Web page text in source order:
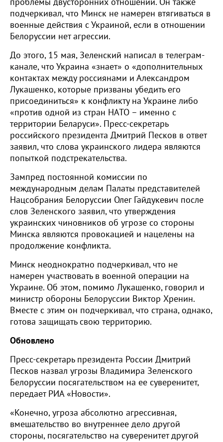
проблемы двусторонних отношений. Он также
подчеркивал, что Минск не намерен втягиваться в
военные действия с Украиной, если в отношении
Белоруссии нет агрессии.
До этого, 15 мая, Зеленский написал в телеграм-
канале, что Украина «знает» о «дополнительных
контактах между россиянами и Александром
Лукашенко, которые призваны убедить его
присоединиться» к конфликту на Украине либо
«против одной из стран НАТО – именно с
территории Беларуси». Пресс-секретарь
российского президента Дмитрий Песков в ответ
заявил, что слова украинского лидера являются
попыткой подстрекательства.
Зампред постоянной комиссии по
международным делам Палаты представителей
Нацсобрания Белоруссии Олег Гайдукевич после
слов Зеленского заявил, что утверждения
украинских чиновников об угрозе со стороны
Минска являются провокацией и нацелены на
продолжение конфликта.
Минск неоднократно подчеркивал, что не
намерен участвовать в военной операции на
Украине. Об этом, помимо Лукашенко, говорил и
министр обороны Белоруссии Виктор Хренин.
Вместе с этим он подчеркивал, что страна, однако,
готова защищать свою территорию.
Обновлено
Пресс-секретарь президента России Дмитрий
Песков назвал угрозы Владимира Зеленского
Белоруссии посягательством на ее суверенитет,
передает РИА «Новости».
«Конечно, угроза абсолютно агрессивная,
вмешательство во внутреннее дело другой
стороны, посягательство на суверенитет другой